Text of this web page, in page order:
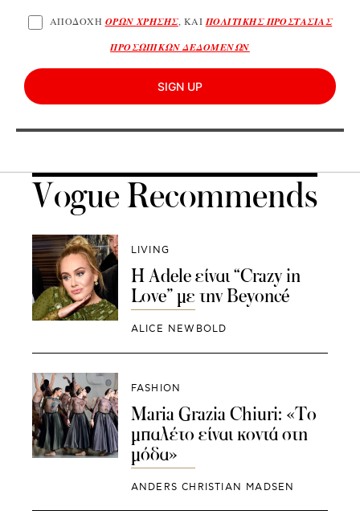
ΑΠΟΔΟΧΗ ΟΡΩΝ ΧΡΗΣΗΣ, ΚΑΙ ΠΟΛΙΤΙΚΗΣ ΠΡΟΣΤΑΣΙΑΣ
ΠΡΟΣΩΠΙΚΩΝ ΔΕΔΟΜΕΝΩΝ
SIGN UP
Vogue Recommends
LIVING
H Adele είναι “Crazy in
Love” με την Beyoncé
ALICE NEWBOLD
FASHION
Maria Grazia Chiuri: «Το
μπαλέτο είναι κοντά στη
μόδα»
ANDERS CHRISTIAN MADSEN